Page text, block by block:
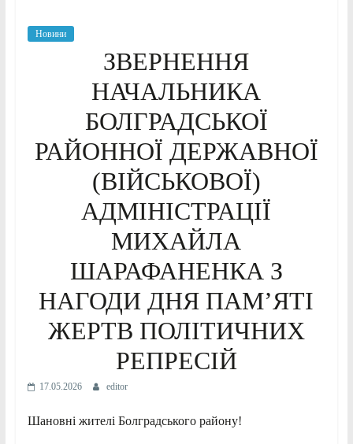
Новини
ЗВЕРНЕННЯ
НАЧАЛЬНИКА
БОЛГРАДСЬКОЇ
РАЙОННОЇ ДЕРЖАВНОЇ
(ВІЙСЬКОВОЇ)
АДМІНІСТРАЦІЇ
МИХАЙЛА
ШАРАФАНЕНКА З
НАГОДИ ДНЯ ПАМ’ЯТІ
ЖЕРТВ ПОЛІТИЧНИХ
РЕПРЕСІЙ
17.05.2026 editor
Шановні жителі Болградського району!